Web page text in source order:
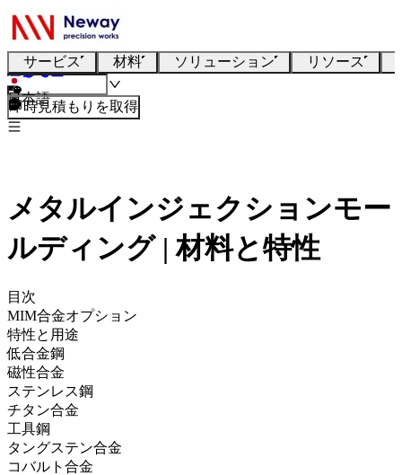
サービス 材料 ソリューション リソース
日本語
即時見積もりを取得
メタルインジェクションモー
ルディング | 材料と特性
目次
MIM合金オプション
特性と用途
低合金鋼
磁性合金
ステンレス鋼
チタン合金
工具鋼
タングステン合金
コバルト合金